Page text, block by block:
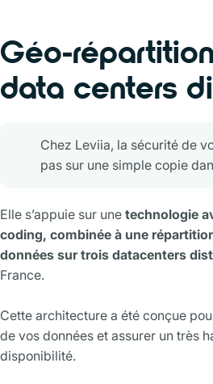
Géo-
data centers
Chez Leviia, la sécurité de
pas sur une simple copie
Elle s’appuie sur une technologie
coding, combinée à une
données sur trois datacenters
France.
Cette architecture a été conçue
de vos données et assurer un très
disponibilité.